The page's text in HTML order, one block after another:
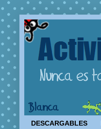
DESCARGABLES